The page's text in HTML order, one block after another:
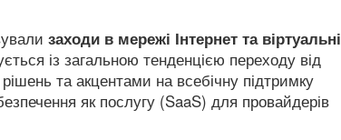
заходи в мережі Інтернет та віртуальні
із загальною тенденцією переходу від
та акцентами на всебічну підтримку
як послугу (SaaS) для провайдерів